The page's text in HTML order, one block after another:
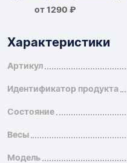
от 1290 ₽
Характеристики
Артикул
Идентификатор продукта
Состояние
Весы
Модель